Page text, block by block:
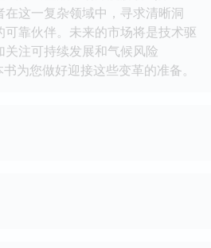
在这一复杂领域中，寻求清晰洞
可靠伙伴。未来的市场将是技术驱
注可持续发展和气候风险
书为您做好迎接这些变革的准备。